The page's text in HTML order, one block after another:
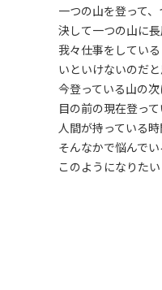
一つの山を登って
決して一つの山に長
我々仕事をしてい
いといけないのだと
今登っている山の
目の前の現在登っ
人間が持っている
そんなかで悩んで
このようになりた